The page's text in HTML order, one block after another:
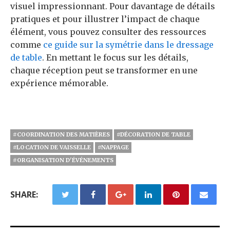
visuel impressionnant. Pour davantage de détails
pratiques et pour illustrer l’impact de chaque
élément, vous pouvez consulter des ressources
comme ce guide sur la symétrie dans le dressage
de table. En mettant le focus sur les détails,
chaque réception peut se transformer en une
expérience mémorable.
#COORDINATION DES MATIÈRES
#DÉCORATION DE TABLE
#LOCATION DE VAISSELLE
#NAPPAGE
#ORGANISATION D'ÉVÉNEMENTS
SHARE: